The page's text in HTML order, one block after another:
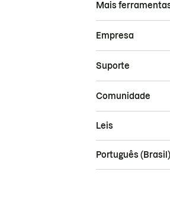
Mais
Empresa
Suporte
Comunidade
Leis
Português (Brasil)